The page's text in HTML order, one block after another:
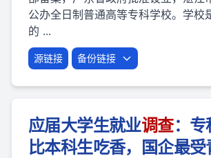
公办全日制普通高等专科学校。学校
的 ...
源链接 备份链接
应届大学生就业调查：专
比本科生吃香，国企最受